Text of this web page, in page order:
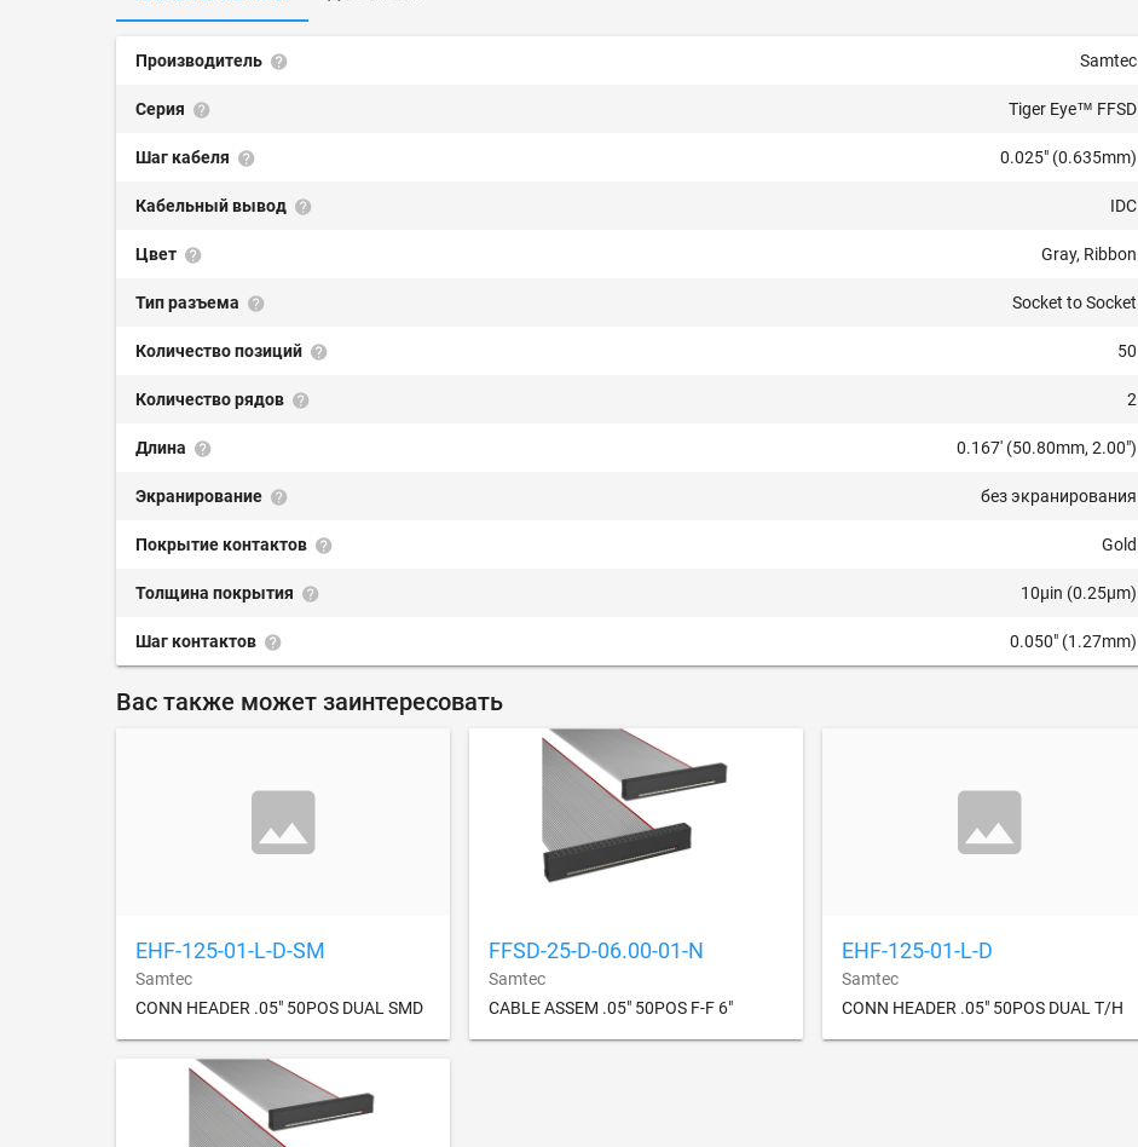
Производитель Samtec
Серия Tiger Eye™ FFSD
Шаг кабеля 0.025" (0.635mm)
Кабельный вывод IDC
Цвет Gray, Ribbon
Тип разъема Socket to Socket
Количество позиций 50
Количество рядов 2
Длина 0.167' (50.80mm, 2.00")
Экранирование без экранирования
Покрытие контактов Gold
Толщина покрытия 10µin (0.25µm)
Шаг контактов 0.050" (1.27mm)
Вас также может заинтересовать
EHF-125-01-L-D-SM
Samtec
CONN HEADER .05" 50POS DUAL SMD
FFSD-25-D-06.00-01-N
Samtec
CABLE ASSEM .05" 50POS F-F 6"
EHF-125-01-L-D
Samtec
CONN HEADER .05" 50POS DUAL T/H